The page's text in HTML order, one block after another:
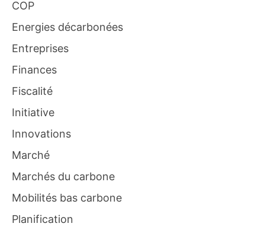
COP
Energies décarbonées
Entreprises
Finances
Fiscalité
Initiative
Innovations
Marché
Marchés du carbone
Mobilités bas carbone
Planification